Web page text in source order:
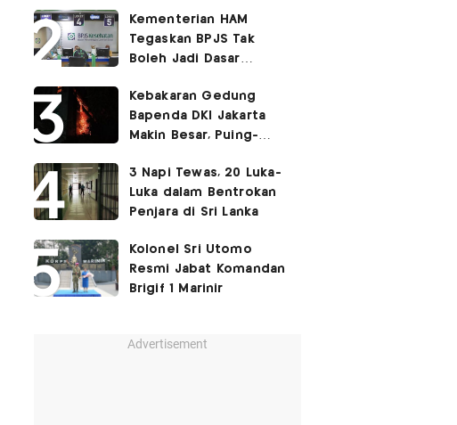
Kementerian HAM
Tegaskan BPJS Tak
Boleh Jadi Dasar
Layanan Kesehatan
Kebakaran Gedung
Bapenda DKI Jakarta
Makin Besar, Puing-
3 Napi Tewas, 20 Luka-
Luka dalam Bentrokan
Penjara di Sri Lanka
Kolonel Sri Utomo
Resmi Jabat Komandan
Brigif 1 Marinir
Advertisement